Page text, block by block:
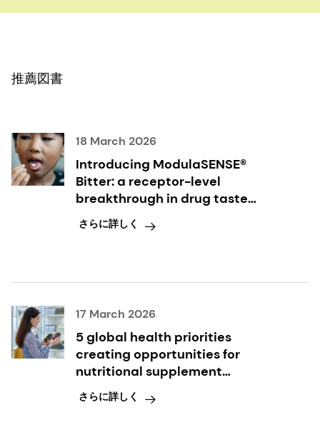
推薦図書
18 March 2026
Introducing ModulaSENSE®
Bitter: a receptor-level
breakthrough in drug taste
modulation
さらに詳しく
17 March 2026
5 global health priorities
creating opportunities for
nutritional supplement
innovation
さらに詳しく